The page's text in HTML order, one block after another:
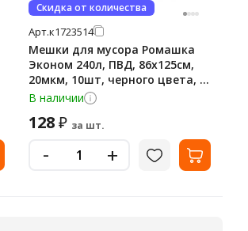
Скидка от количества
Арт.к1723514
Мешки для мусора Ромашка
Эконом 240л, ПВД, 86х125см,
20мкм, 10шт, черного цвета, в
рулоне
В наличии
128₽ за шт.
- +